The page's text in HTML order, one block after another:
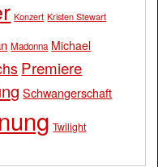
Konzert Kristen Stewart
Madonna Michael
Premiere
Schwangerschaft
Twilight